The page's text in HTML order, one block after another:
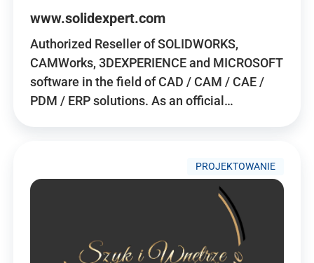
www.solidexpert.com
Authorized Reseller of SOLIDWORKS,
CAMWorks, 3DEXPERIENCE and MICROSOFT
software in the field of CAD / CAM / CAE /
PDM / ERP solutions. As an official…
PROJEKTOWANIE